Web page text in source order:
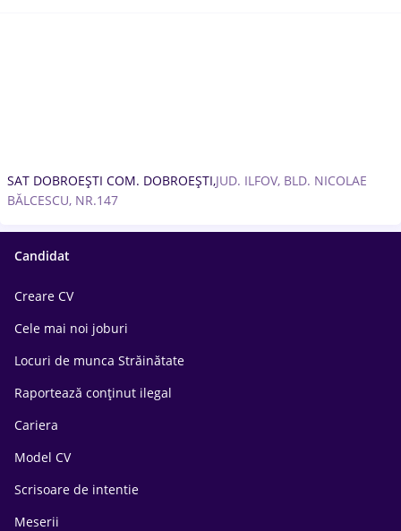
SAT DOBROEȘTI COM. DOBROEȘTI,JUD. ILFOV, BLD. NICOLAE
BĂLCESCU, NR.147
Candidat
Creare CV
Cele mai noi joburi
Locuri de munca Străinătate
Raportează conținut ilegal
Cariera
Model CV
Scrisoare de intentie
Meserii